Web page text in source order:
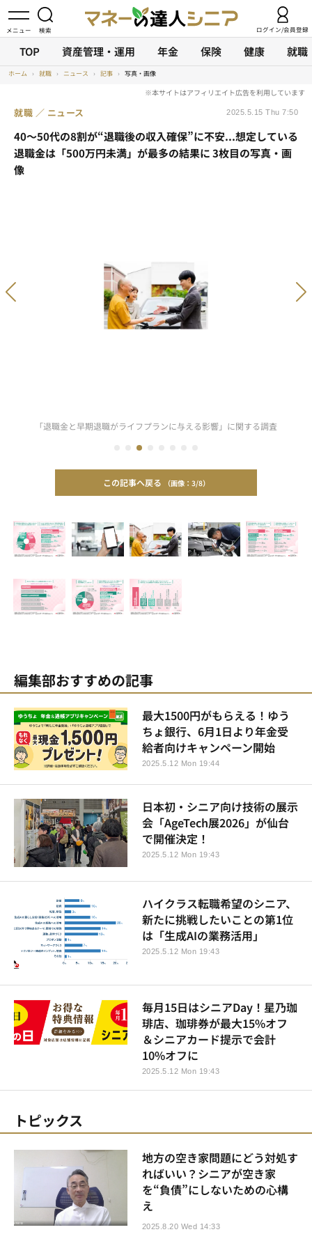
ログイン/会員登録
TOP 資産管理・運用 年金 保険 健康 就職
ホーム › 就職 › ニュース › 記事 › 写真・画像
40～50代の8割が“退職後の収入確保”に不安...想定している
退職金は「500万円未満」が最多の結果に 3枚目の写真・画
像
就職 ニュース 2025.5.15 Thu 7:50
「退職金と早期退職がライフプランに与える影響」に関する調査
この記事へ戻る 3/8
編集部おすすめの記事
最大1500円がもらえる！ゆう
ちょ銀行、6月1日より年金受
給者向けキャンペーン開始
2025.5.12 Mon 19:44
日本初・シニア向け技術の展示
会「AgeTech展2026」が仙台
で開催決定！
2025.5.12 Mon 19:43
ハイクラス転職希望のシニア、
新たに挑戦したいことの第1位
は「生成AIの業務活用」
2025.5.12 Mon 19:43
毎月15日はシニアDay！星乃珈
琲店、珈琲券が最大15%オフ
＆シニアカード提示で会計
10%オフに
2025.5.12 Mon 19:43
トピックス
地方の空き家問題にどう対処す
ればいい？シニアが空き家
を“負債”にしないための心構
え
2025.8.20 Wed 14:33